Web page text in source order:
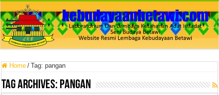
Home / Tag:pangan
Tag Archives: pangan